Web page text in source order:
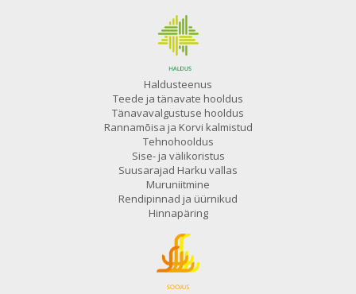
Haldusteenus
Teede ja tänavate hooldus
Tänavavalgustuse hooldus
Rannamõisa ja Korvi kalmistud
Tehnohooldus
Sise- ja välikoristus
Suusarajad Harku vallas
Muruniitmine
Rendipinnad ja üürnikud
Hinnapäring